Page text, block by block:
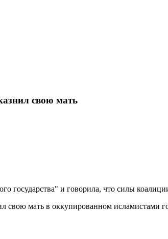
свою мать
и говорила, что силы
мать в оккупированном исламистами